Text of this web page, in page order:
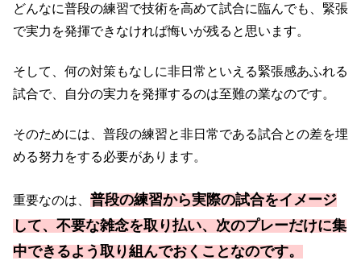
どんなに普段の練習で技術を高めて試合に臨んでも、緊張
で実力を発揮できなければ悔いが残ると思います。
そして、何の対策もなしに非日常といえる緊張感あふれる
試合で、自分の実力を発揮するのは至難の業なのです。
そのためには、普段の練習と非日常である試合との差を埋
める努力をする必要があります。
重要なのは、 普段の練習から実際の試合をイメージ
して、不要な雑念を取り払い、次のプレーだけに集
中できるよう取り組んでおくことなのです。